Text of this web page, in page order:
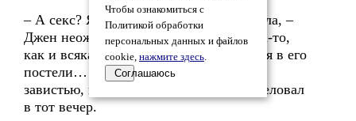
– А секс? Я тогда, помнишь, спрашивала, –
Джен неожиданно смутилась. – Я когда-то,
как и всякая фанатка, мечтала оказаться в его
постели… Завидовала тебе смертной
завистью, когда увидела, как он тебя целовал
в тот вечер.
Чтобы ознакомиться с
Политикой обработки
персональных данных и файлов
cookie, нажмите здесь.
Соглашаюсь